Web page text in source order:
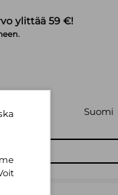
ylittää 59 €!
Suomi